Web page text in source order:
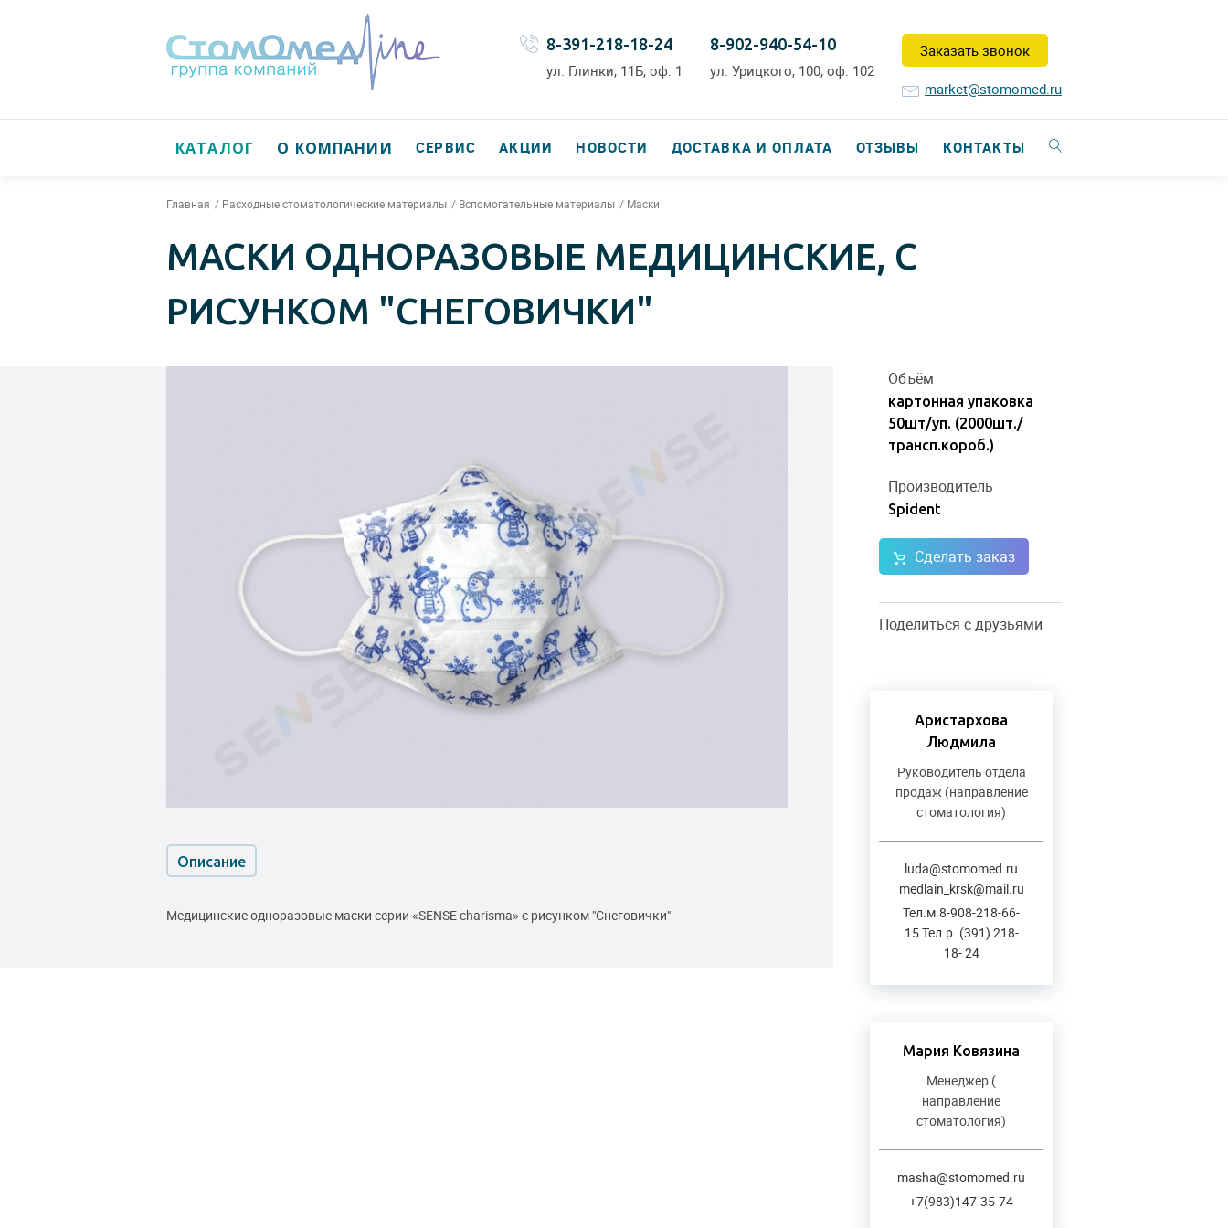
Заказать звонок
market@stomomed.ru
8-902-940-54-10
ул. Урицкого, 100, оф. 102
8-391-218-18-24
ул. Глинки, 11Б, оф. 1
КАТАЛОГ О КОМПАНИИ СЕРВИС АКЦИИ НОВОСТИ ДОСТАВКА И ОПЛАТА ОТЗЫВЫ КОНТАКТЫ
Главная Расходные стоматологические материалы Вспомогательные материалы Маски
МАСКИ ОДНОРАЗОВЫЕ МЕДИЦИНСКИЕ, С
РИСУНКОМ "СНЕГОВИЧКИ"
Объём
картонная упаковка
50шт/уп. (2000шт./
трансп.короб.)
Производитель
Spident
Сделать заказ
Поделиться с друзьями
Аристархова
Людмила
Руководитель отдела
продаж (направление
стоматология)
luda@stomomed.ru
medlain_krsk@mail.ru
Тел.м.8-908-218-66-
15 Тел.р. (391) 218-
18- 24
Мария Ковязина
Менеджер (
направление
стоматология)
masha@stomomed.ru
+7(983)147-35-74
Описание
Медицинские одноразовые маски серии «SENSE charisma» с рисунком "Снеговички"